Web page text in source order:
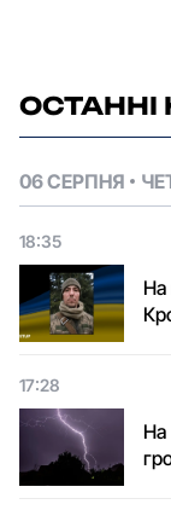
06 СЕРПНЯ
18:35
На
17:28
На